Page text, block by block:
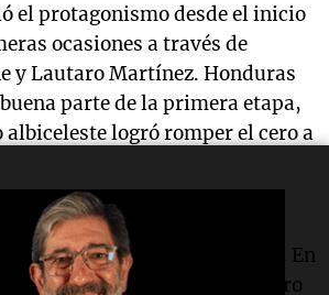
el protagonismo desde el inicio
ocasiones a través de
y Lautaro Martínez. Honduras
parte de la primera etapa,
albiceleste logró romper el cero a
tras un potente remate de
se estrelló en el travesaño. En
Tagliafico fue derribado dentro